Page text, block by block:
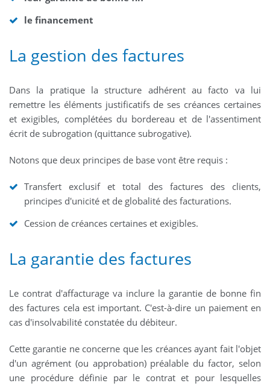
le financement
La gestion des factures
Dans la pratique la structure adhérent au facto va lui
remettre les éléments justificatifs de ses créances certaines
et exigibles, complétées du bordereau et de l'assentiment
écrit de subrogation (quittance subrogative).
Notons que deux principes de base vont être requis :
Transfert exclusif et total des factures des clients,
principes d'unicité et de globalité des facturations.
Cession de créances certaines et exigibles.
La garantie des factures
Le contrat d'affacturage va inclure la garantie de bonne fin
des factures cela est important. C'est-à-dire un paiement en
cas d'insolvabilité constatée du débiteur.
Cette garantie ne concerne que les créances ayant fait l'objet
d'un agrément (ou approbation) préalable du factor, selon
une procédure définie par le contrat et pour lesquelles